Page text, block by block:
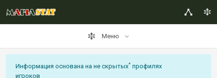
Меню
Информация основана на не скрытых* профилях
игроков